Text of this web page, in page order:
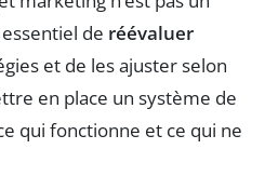
de réévaluer
et de les ajuster selon
en place un système de
qui fonctionne et ce qui ne